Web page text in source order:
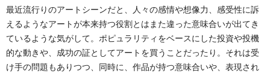
最近流行りのアートシーンだと、人々の感情や想像力、感受性に訴
えるようなアートが本来持つ役割とはまた違った意味合いが出てき
ているような気がして。ポピュラリティをベースにした投資や投機
的な動きや、成功の証としてアートを買うことだったり。それは受
け手の問題もありつつ、同時に、作品が持つ意味合いや、表現され